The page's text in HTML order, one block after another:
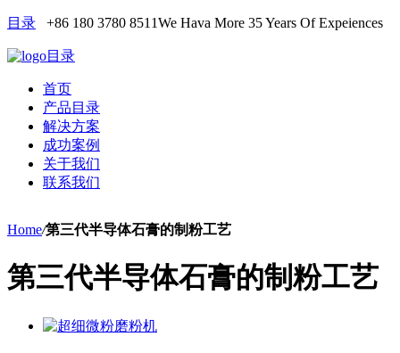
目录 +86 180 3780 8511We Hava More 35 Years Of Expeiences
目录
首页
产品目录
解决方案
成功案例
关于我们
联系我们
Home/第三代半导体石膏的制粉工艺
第三代半导体石膏的制粉工艺